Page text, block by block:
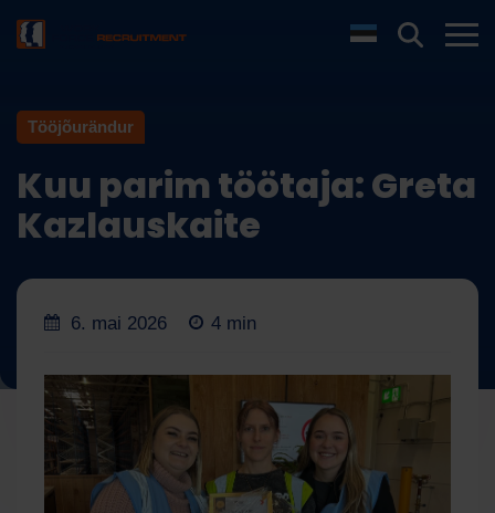
Tööjõurändur
Kuu parim töötaja: Greta
Kazlauskaite
6. mai 2026 4 min